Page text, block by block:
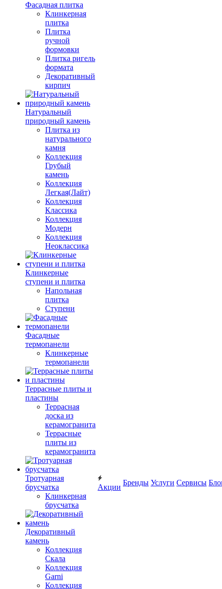
Фасадная плитка
Клинкерная
плитка
Плитка
ручной
формовки
Плитка ригель
формата
Декоративный
кирпич
Натуральный
природный камень
Плитка из
натурального
камня
Коллекция
Грубый
камень
Коллекция
Легкая(Лайт)
Коллекция
Классика
Коллекция
Модерн
Коллекция
Неоклассика
Клинкерные
ступени и плитка
Напольная
плитка
Ступени
Фасадные
термопанели
Клинкерные
термопанели
Террасные плиты и
пластины
Террасная
доска из
керамогранита
Террасные
плиты из
керамогранита
Тротуарная
брусчатка
Клинкерная
брусчатка
Декоративный
камень
Коллекция
Скала
Коллекция
Garni
Коллекция
Акции
Бренды Услуги Сервисы